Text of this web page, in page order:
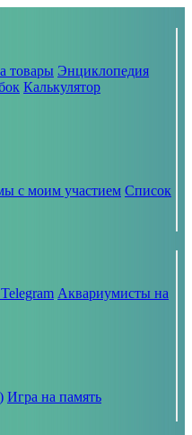
товары Энциклопедия
Калькулятор
с моим участием Список
Аквариумисты на
Игра на память